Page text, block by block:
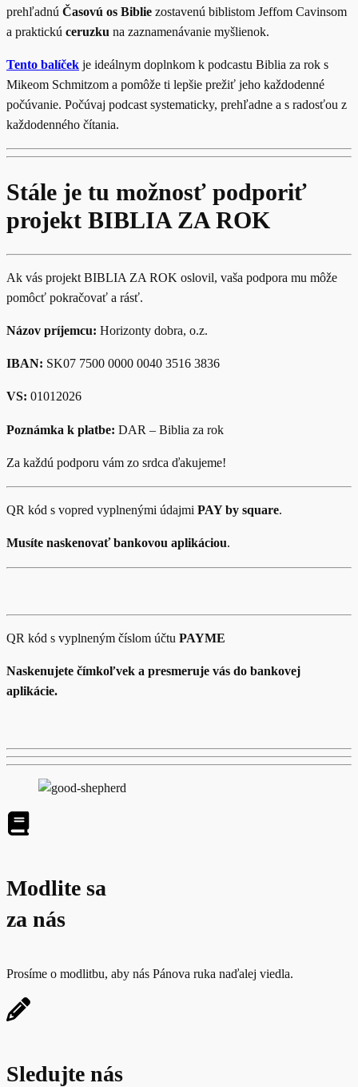
prehľadnú Časovú os Biblie zostavenú biblistom Jeffom Cavinsom
a praktickú ceruzku na zaznamenávanie myšlienok.
Tento balíček je ideálnym doplnkom k podcastu Biblia za rok s
Mikeom Schmitzom a pomôže ti lepšie prežiť jeho každodenné
počúvanie. Počúvaj podcast systematicky, prehľadne a s radosťou z
každodenného čítania.
Stále je tu možnosť podporiť
projekt BIBLIA ZA ROK
Ak vás projekt BIBLIA ZA ROK oslovil, vaša podpora mu môže
pomôcť pokračovať a rásť.
Názov príjemcu: Horizonty dobra, o.z.
IBAN: SK07 7500 0000 0040 3516 3836
VS: 01012026
Poznámka k platbe: DAR – Biblia za rok
Za každú podporu vám zo srdca ďakujeme!
QR kód s vopred vyplnenými údajmi PAY by square.
Musíte naskenovať bankovou aplikáciou.
QR kód s vyplneným číslom účtu PAYME
Naskenujete čímkoľvek a presmeruje vás do bankovej
aplikácie.
Modlite sa
za nás
Prosíme o modlitbu, aby nás Pánova ruka naďalej viedla.
Sledujte nás